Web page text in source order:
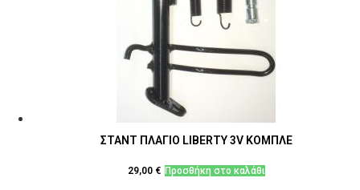
ΣΤΑΝΤ ΠΛΑΓΙΟ LIBERTY 3V ΚΟΜΠΛΕ
29,00 € Προσθήκη στο καλάθι